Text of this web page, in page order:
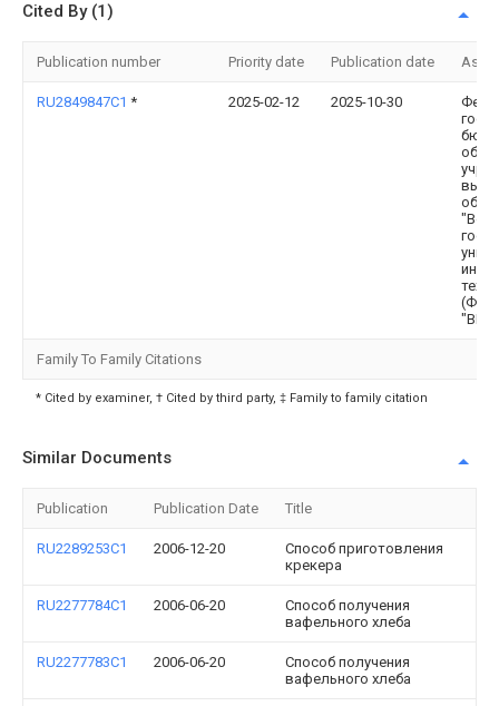
Cited By (1)
Publication number Priority date Publication date
RU2849847C1 * 2025-02-12 2025-10-30
Family To Family Citations
* Cited by examiner, † Cited by third party, ‡ Family to family citation
Similar Documents
Publication Publication Date Title
RU2289253C1 2006-12-20
Способ приготовления
крекера
RU2277784C1 2006-06-20
Способ получения
вафельного хлеба
RU2277783C1 2006-06-20
Способ получения
вафельного хлеба